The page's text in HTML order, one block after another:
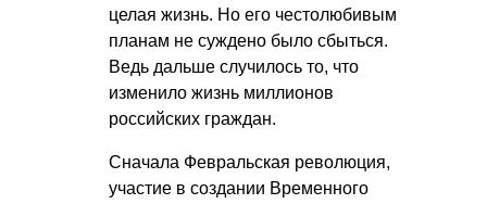
целая жизнь. Но его честолюбивым
планам не суждено было сбыться.
Ведь дальше случилось то, что
изменило жизнь миллионов
российских граждан.
Сначала Февральская революция,
участие в создании Временного